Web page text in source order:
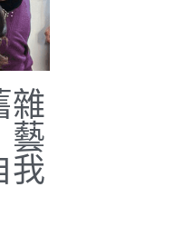
雜
藝
我